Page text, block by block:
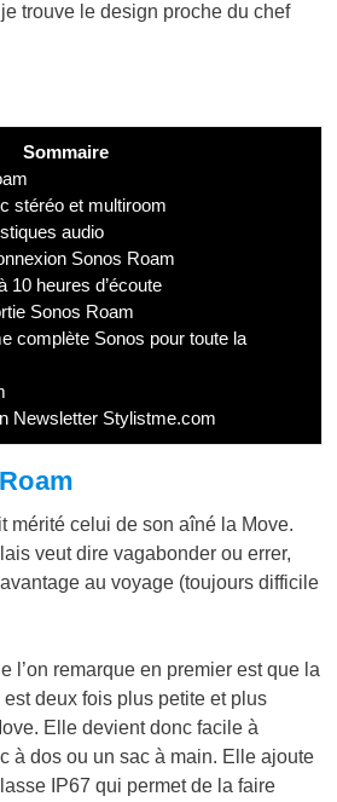
trouve le design proche du chef
Sommaire
stéréo et multiroom
audio
Sonos Roam
10 heures d’écoute
Sonos Roam
complète Sonos pour toute la
Newsletter Stylistme.com
mérité celui de son aîné la Move.
veut dire vagabonder ou errer,
au voyage (toujours difficile
l’on remarque en premier est que la
deux fois plus petite et plus
Elle devient donc facile à
à dos ou un sac à main. Elle ajoute
IP67 qui permet de la faire